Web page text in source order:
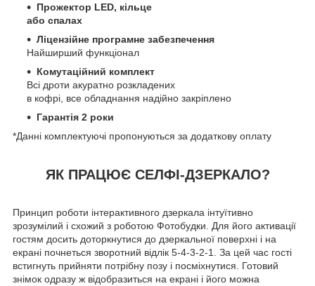
Прожектор LED, кільце
або спалах
Ліцензійне програмне забезпечення
Найширший функціонал
Комутаційний комплект
Всі дроти акуратно розкладених
в кофрі, все обладнання надійно закріплено
Гарантія 2 роки
*Данні комплектуючі пропонуються за додаткову оплату
ЯК ПРАЦЮЄ СЕЛФІ-ДЗЕРКАЛО?
Принцип роботи інтерактивного дзеркала інтуїтивно
зрозумілий і схожий з роботою Фотобудки. Для його активації
гостям досить доторкнутися до дзеркальної поверхні і на
екрані почнеться зворотний відлік 5-4-3-2-1. За цей час гості
встигнуть прийняти потрібну позу і посміхнутися. Готовий
знімок одразу ж відобразиться на екрані і його можна